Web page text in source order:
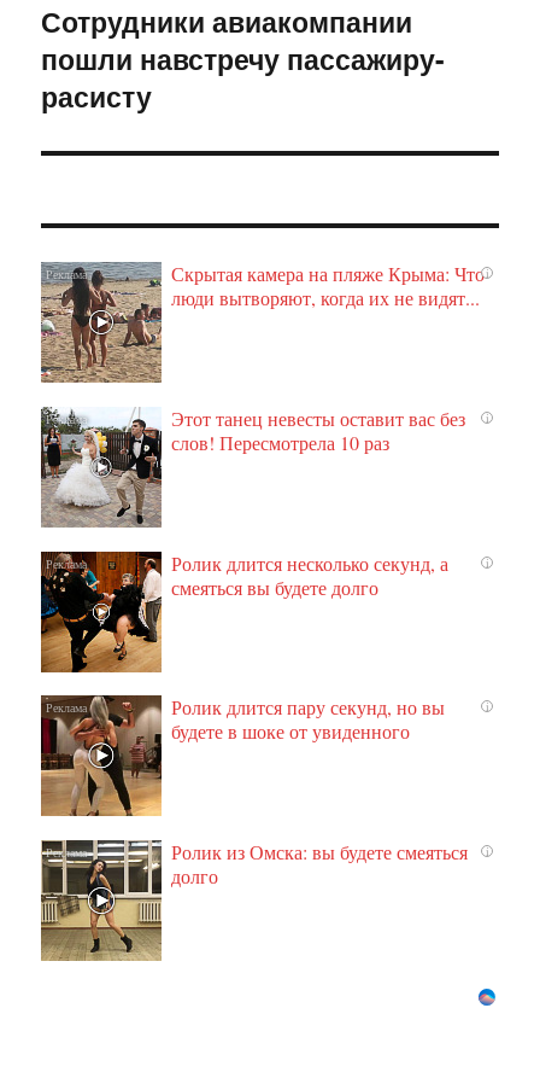
Следующая
запись:
Сотрудники авиакомпании
пошли навстречу пассажиру-
расисту
i
Скрытая камера на пляже Крыма: Что
люди вытворяют, когда их не видят...
i
Этот танец невесты оставит вас без
слов! Пересмотрела 10 раз
i
Ролик длится несколько секунд, а
смеяться вы будете долго
i
Ролик длится пару секунд, но вы
будете в шоке от увиденного
i
Ролик из Омска: вы будете смеяться
долго